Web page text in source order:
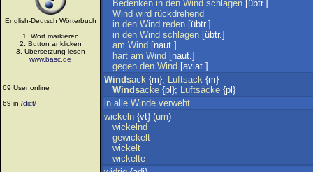
English-Deutsch Wörterbuch
1. Wort markieren
2. Button anklicken
3. Übersetzung lesen
www.basc.de
69 User online
69 in /dict/
Bedenken in den Wind schlagen [übtr.]
Wind wird rückdrehend
in den Wind reden [übtr.]
in den Wind schlagen [übtr.]
am Wind [naut.]
hart am Wind [naut.]
gegen den Wind [aviat.]
Windsack {m}; Luftsack {m}
Windsäcke {pl}; Luftsäcke {pl}
in alle Winde verweht
wickeln {vt} (um)
wickelnd
gewickelt
wickelt
wickelte